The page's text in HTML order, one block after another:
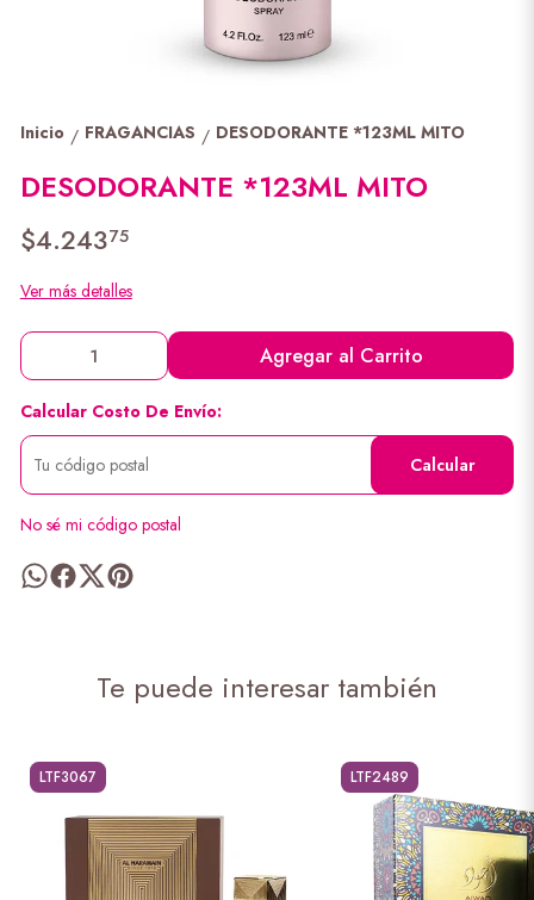
Inicio / FRAGANCIAS / DESODORANTE *123ML MITO
DESODORANTE *123ML MITO
$4.24375
Ver más detalles
Agregar al Carrito
Calcular Costo De Envío:
Calcular
No sé mi código postal
Te puede interesar también
LTF3067 LTF2489